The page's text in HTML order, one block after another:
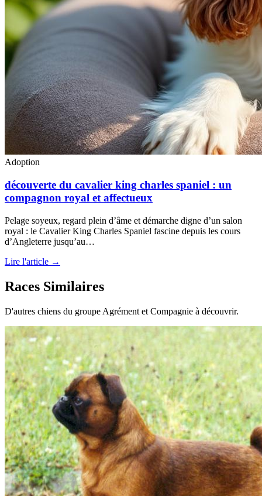
Adoption
découverte du cavalier king charles spaniel : un
compagnon royal et affectueux
Pelage soyeux, regard plein d’âme et démarche digne d’un salon
royal : le Cavalier King Charles Spaniel fascine depuis les cours
d’Angleterre jusqu’au…
Lire l'article →
Races Similaires
D'autres chiens du groupe Agrément et Compagnie à découvrir.